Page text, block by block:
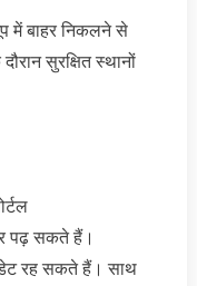
में बाहर निकलने से
सुरक्षित स्थानों
पढ़ सकते हैं।
रह सकते हैं। साथ